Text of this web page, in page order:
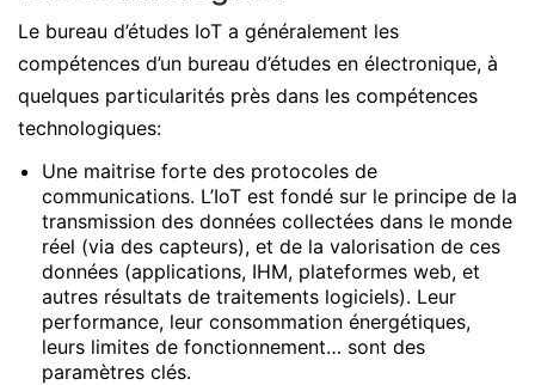
Le bureau d’études IoT a généralement les
compétences d’un bureau d’études en électronique, à
quelques particularités près dans les compétences
technologiques:
Une maitrise forte des protocoles de
communications. L’IoT est fondé sur le principe de la
transmission des données collectées dans le monde
réel (via des capteurs), et de la valorisation de ces
données (applications, IHM, plateformes web, et
autres résultats de traitements logiciels). Leur
performance, leur consommation énergétiques,
leurs limites de fonctionnement… sont des
paramètres clés.